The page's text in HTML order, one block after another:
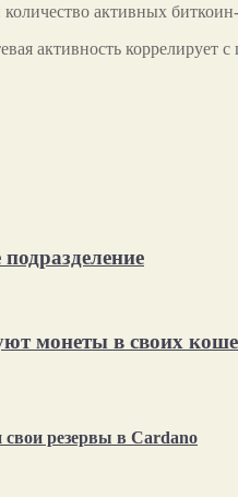
активных
активность коррелирует
монеты в своих
резервы в Cardano